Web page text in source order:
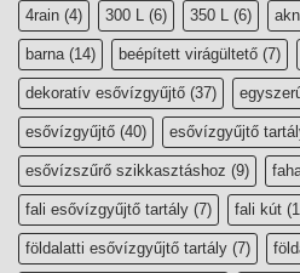
4rain (4) 300 L (6) 350 L (6)
barna (14) beépített virágültető (7)
dekoratív esővízgyűjtő (37)
esővízgyűjtő (40) esővízgyűjtő
esővízszűrő szikkasztáshoz (9)
fali esővízgyűjtő tartály (7) fali kút
földalatti esővízgyűjtő tartály (7)